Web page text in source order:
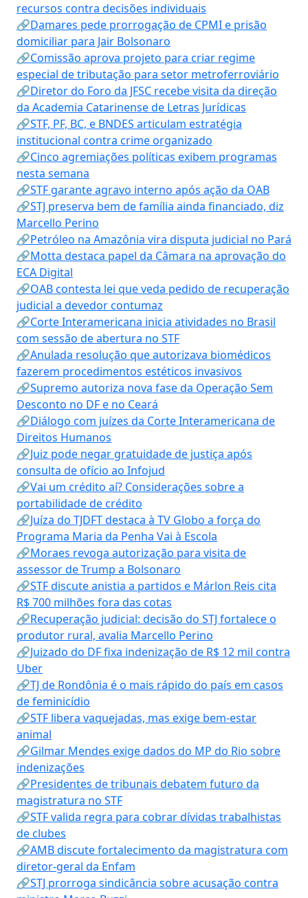
recursos contra decisões individuais
🔗Damares pede prorrogação de CPMI e prisão
domiciliar para Jair Bolsonaro
🔗Comissão aprova projeto para criar regime
especial de tributação para setor metroferroviário
🔗Diretor do Foro da JFSC recebe visita da direção
da Academia Catarinense de Letras Jurídicas
🔗STF, PF, BC, e BNDES articulam estratégia
institucional contra crime organizado
🔗Cinco agremiações políticas exibem programas
nesta semana
🔗STF garante agravo interno após ação da OAB
🔗STJ preserva bem de família ainda financiado, diz
Marcello Perino
🔗Petróleo na Amazônia vira disputa judicial no Pará
🔗Motta destaca papel da Câmara na aprovação do
ECA Digital
🔗OAB contesta lei que veda pedido de recuperação
judicial a devedor contumaz
🔗Corte Interamericana inicia atividades no Brasil
com sessão de abertura no STF
🔗Anulada resolução que autorizava biomédicos
fazerem procedimentos estéticos invasivos
🔗Supremo autoriza nova fase da Operação Sem
Desconto no DF e no Ceará
🔗Diálogo com juízes da Corte Interamericana de
Direitos Humanos
🔗Juiz pode negar gratuidade de justiça após
consulta de ofício ao Infojud
🔗Vai um crédito aí? Considerações sobre a
portabilidade de crédito
🔗Juíza do TJDFT destaca à TV Globo a força do
Programa Maria da Penha Vai à Escola
🔗Moraes revoga autorização para visita de
assessor de Trump a Bolsonaro
🔗STF discute anistia a partidos e Márlon Reis cita
R$ 700 milhões fora das cotas
🔗Recuperação judicial: decisão do STJ fortalece o
produtor rural, avalia Marcello Perino
🔗Juizado do DF fixa indenização de R$ 12 mil contra
Uber
🔗TJ de Rondônia é o mais rápido do país em casos
de feminicídio
🔗STF libera vaquejadas, mas exige bem-estar
animal
🔗Gilmar Mendes exige dados do MP do Rio sobre
indenizações
🔗Presidentes de tribunais debatem futuro da
magistratura no STF
🔗STF valida regra para cobrar dívidas trabalhistas
de clubes
🔗AMB discute fortalecimento da magistratura com
diretor-geral da Enfam
🔗STJ prorroga sindicância sobre acusação contra